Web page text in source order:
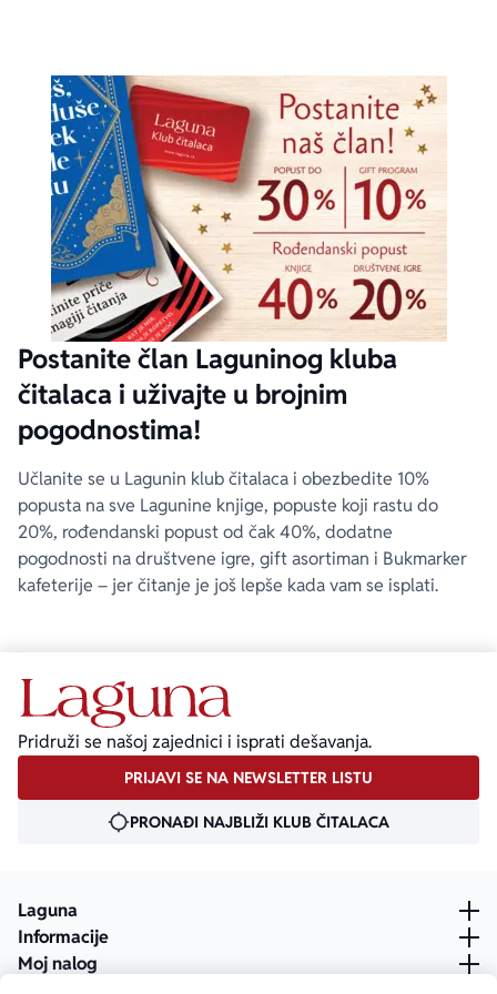
Postanite član Laguninog kluba
čitalaca i uživajte u brojnim
pogodnostima!
Učlanite se u Lagunin klub čitalaca i obezbedite 10%
popusta na sve Lagunine knjige, popuste koji rastu do
20%, rođendanski popust od čak 40%, dodatne
pogodnosti na društvene igre, gift asortiman i Bukmarker
kafeterije – jer čitanje je još lepše kada vam se isplati.
Pridruži se našoj zajednici i isprati dešavanja.
PRIJAVI SE NA NEWSLETTER LISTU
PRONAĐI NAJBLIŽI KLUB ČITALACA
Laguna
Informacije
Moj nalog